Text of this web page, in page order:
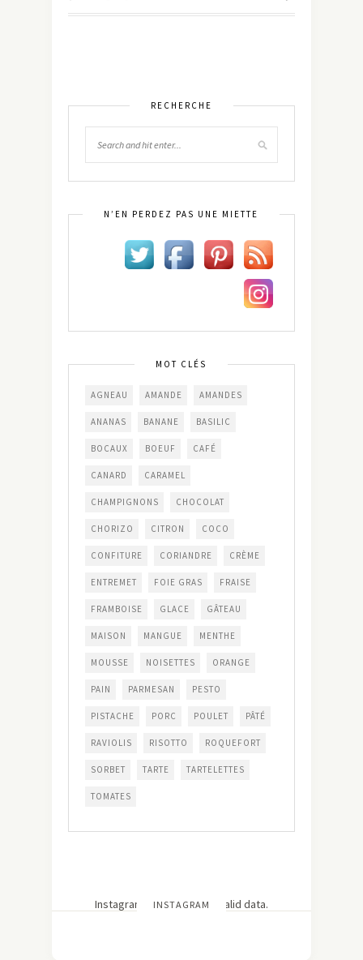
RECHERCHE
N’EN PERDEZ PAS UNE MIETTE
MOT CLÉS
AGNEAU AMANDE AMANDES
ANANAS BANANE BASILIC
BOCAUX BOEUF CAFÉ
CANARD CARAMEL
CHAMPIGNONS CHOCOLAT
CHORIZO CITRON COCO
CONFITURE CORIANDRE CRÈME
ENTREMET FOIE GRAS FRAISE
FRAMBOISE GLACE GÂTEAU
MAISON MANGUE MENTHE
MOUSSE NOISETTES ORANGE
PAIN PARMESAN PESTO
PISTACHE PORC POULET PÂTÉ
RAVIOLIS RISOTTO ROQUEFORT
SORBET TARTE TARTELETTES
TOMATES
INSTAGRAM
Instagram has returned invalid data.